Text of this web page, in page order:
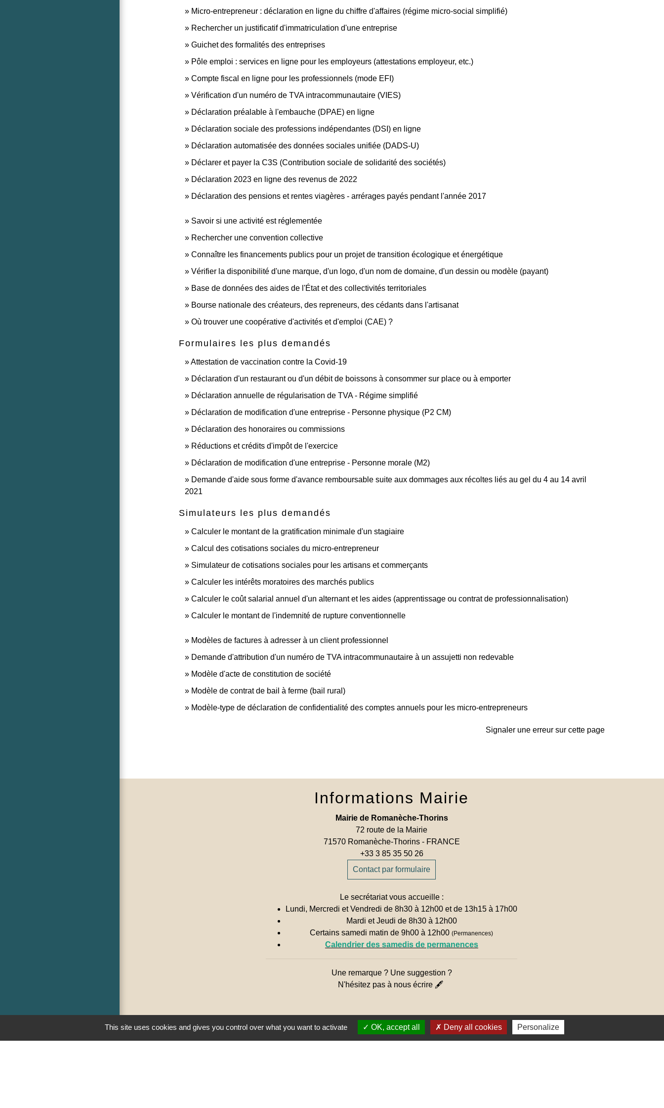
Micro-entrepreneur : déclaration en ligne du chiffre d'affaires (régime micro-social simplifié)
Rechercher un justificatif d'immatriculation d'une entreprise
Guichet des formalités des entreprises
Pôle emploi : services en ligne pour les employeurs (attestations employeur, etc.)
Compte fiscal en ligne pour les professionnels (mode EFI)
Vérification d'un numéro de TVA intracommunautaire (VIES)
Déclaration préalable à l'embauche (DPAE) en ligne
Déclaration sociale des professions indépendantes (DSI) en ligne
Déclaration automatisée des données sociales unifiée (DADS-U)
Déclarer et payer la C3S (Contribution sociale de solidarité des sociétés)
Déclaration 2023 en ligne des revenus de 2022
Déclaration des pensions et rentes viagères - arrérages payés pendant l'année 2017
Savoir si une activité est réglementée
Rechercher une convention collective
Connaître les financements publics pour un projet de transition écologique et énergétique
Vérifier la disponibilité d'une marque, d'un logo, d'un nom de domaine, d'un dessin ou modèle (payant)
Base de données des aides de l'État et des collectivités territoriales
Bourse nationale des créateurs, des repreneurs, des cédants dans l'artisanat
Où trouver une coopérative d'activités et d'emploi (CAE) ?
Formulaires les plus demandés
Attestation de vaccination contre la Covid‑19
Déclaration d'un restaurant ou d'un débit de boissons à consommer sur place ou à emporter
Déclaration annuelle de régularisation de TVA - Régime simplifié
Déclaration de modification d'une entreprise - Personne physique (P2 CM)
Déclaration des honoraires ou commissions
Réductions et crédits d'impôt de l'exercice
Déclaration de modification d'une entreprise - Personne morale (M2)
Demande d'aide sous forme d'avance remboursable suite aux dommages aux récoltes liés au gel du 4 au 14 avril
2021
Simulateurs les plus demandés
Calculer le montant de la gratification minimale d'un stagiaire
Calcul des cotisations sociales du micro-entrepreneur
Simulateur de cotisations sociales pour les artisans et commerçants
Calculer les intérêts moratoires des marchés publics
Calculer le coût salarial annuel d'un alternant et les aides (apprentissage ou contrat de professionnalisation)
Calculer le montant de l'indemnité de rupture conventionnelle
Modèles de factures à adresser à un client professionnel
Demande d'attribution d'un numéro de TVA intracommunautaire à un assujetti non redevable
Modèle d'acte de constitution de société
Modèle de contrat de bail à ferme (bail rural)
Modèle-type de déclaration de confidentialité des comptes annuels pour les micro-entrepreneurs
Signaler une erreur sur cette page
Informations Mairie
Mairie de Romanèche-Thorins
72 route de la Mairie
71570 Romanèche-Thorins - FRANCE
+33 3 85 35 50 26
Contact par formulaire
Le secrétariat vous accueille :
Lundi, Mercredi et Vendredi de 8h30 à 12h00 et de 13h15 à 17h00
Mardi et Jeudi de 8h30 à 12h00
Certains samedi matin de 9h00 à 12h00(Permanences)
Calendrier des samedis de permanences
Une remarque ? Une suggestion ?
N'hésitez pas à nous écrire 🖋
This site uses cookies and gives you control over what you want to activate OK, accept all Deny all cookies Personalize